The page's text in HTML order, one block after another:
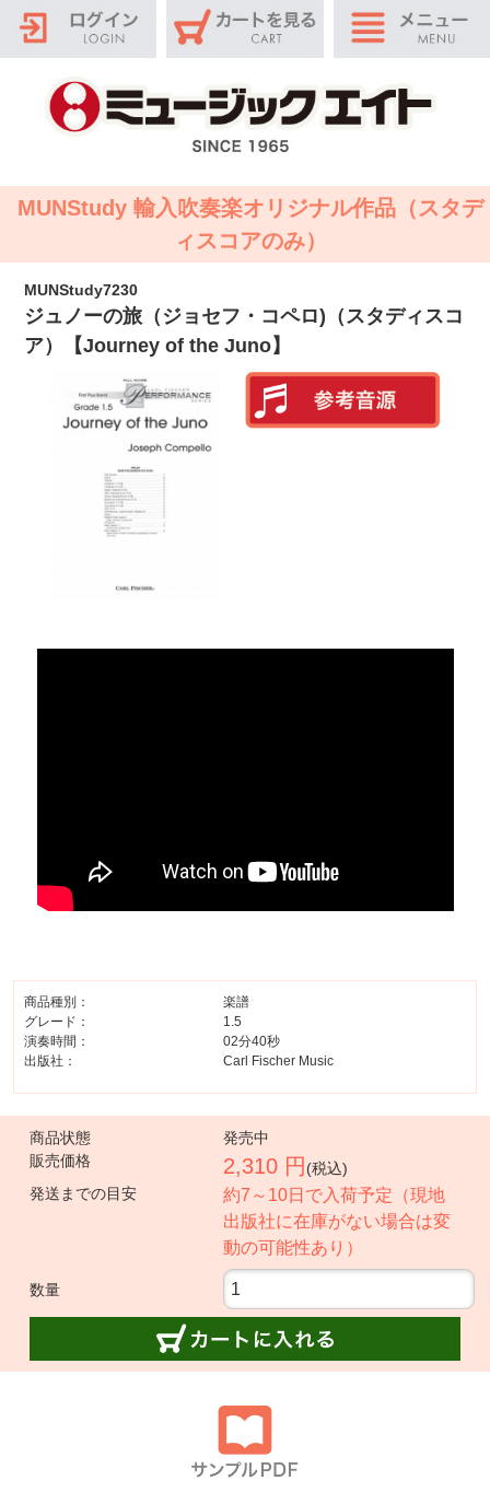
MUNStudy 輸入吹奏楽オリジナル作品（スタデ
ィスコアのみ）
MUNStudy7230
ジュノーの旅（ジョセフ・コペロ)（スタディスコ
ア）【Journey of the Juno】
商品種別：
楽譜
グレード：
1.5
演奏時間：
02分40秒
出版社：
Carl Fischer Music
商品状態
発売中
販売価格
2,310 円 (税込)
発送までの目安
約7～10日で入荷予定（現地
出版社に在庫がない場合は変
動の可能性あり）
数量